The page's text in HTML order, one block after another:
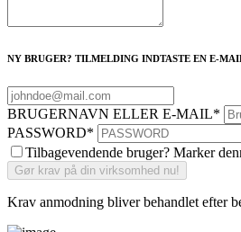
NY BRUGER? TILMELDING INDTASTE EN E-
BRUGERNAVN ELLER E-MAIL*
PASSWORD*
Tilbagevendende bruger? Marker
Krav anmodning bliver behandlet efter